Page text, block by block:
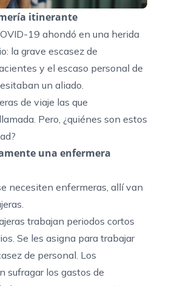
itinerante
19 ahondó en una herida
la grave escasez de
y el escaso personal de
un aliado.
de viaje las que
Pero, ¿quiénes son estos
una enfermera
necesiten enfermeras, allí van
trabajan periodos cortos
Se les asigna para trabajar
de personal. Los
sufragar los gastos de